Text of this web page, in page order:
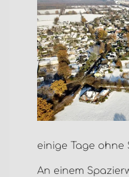
einige Tage ohne
An einem